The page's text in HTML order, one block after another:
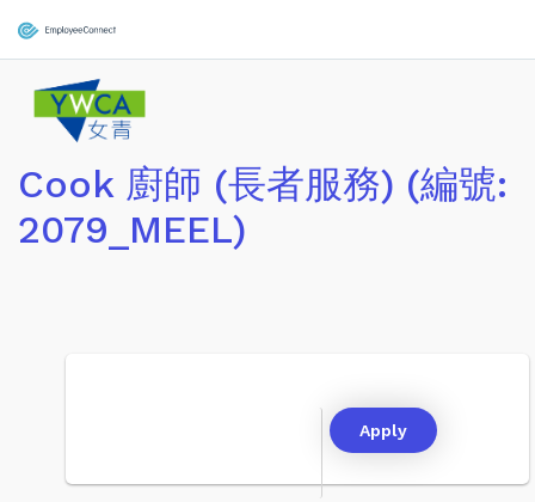
Cook 廚師 (長者服務) (編號:
2079_MEEL)
Apply